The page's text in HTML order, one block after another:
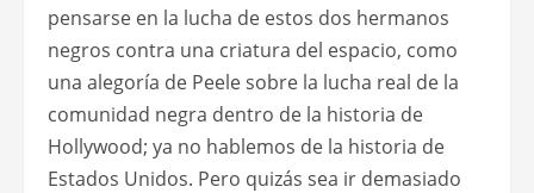
pensarse en la lucha de estos dos hermanos
negros contra una criatura del espacio, como
una alegoría de Peele sobre la lucha real de la
comunidad negra dentro de la historia de
Hollywood; ya no hablemos de la historia de
Estados Unidos. Pero quizás sea ir demasiado